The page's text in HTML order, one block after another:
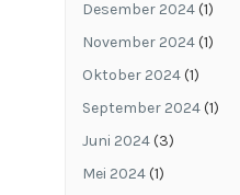
Desember 2024(1)
November 2024(1)
Oktober 2024(1)
September 2024(1)
Juni 2024(3)
Mei 2024(1)